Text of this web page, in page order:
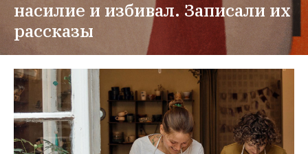
насилие и избивал. Записали их
рассказы